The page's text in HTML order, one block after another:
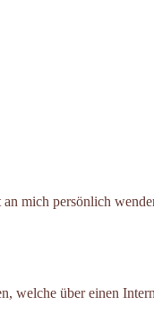
mich persönlich
über einen